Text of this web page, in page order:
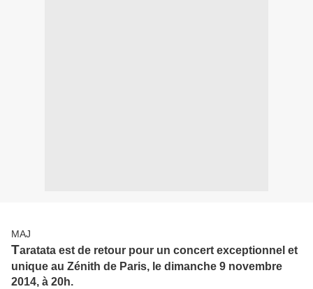
MAJ
Taratata est de retour pour un concert exceptionnel et
unique au Zénith de Paris, le dimanche 9 novembre
2014, à 20h.